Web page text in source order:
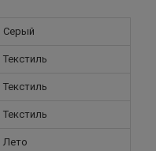
Серый
Текстиль
Текстиль
Текстиль
Лето